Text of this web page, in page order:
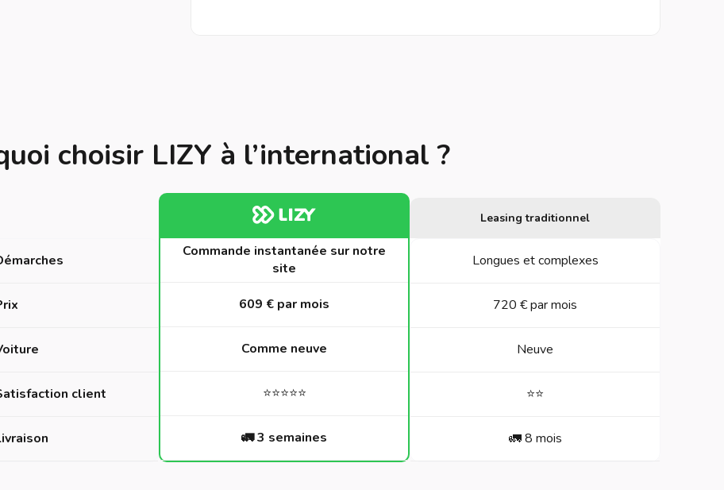
choisir LIZY à l’international ?
client
Commande instantanée sur notre
site
609 € par mois
Comme neuve
⭐️⭐️⭐️⭐️⭐️
🚛 3 semaines
Leasing traditionnel
Longues et complexes
720 € par mois
Neuve
⭐️⭐️
🚛 8 mois